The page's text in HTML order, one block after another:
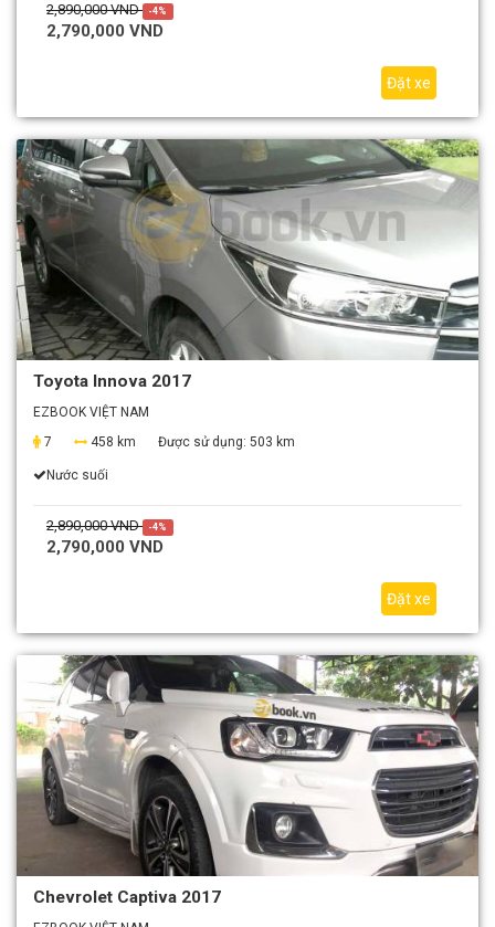
2,890,000 VND -4%
2,790,000 VND
Đặt xe
Toyota Innova 2017
EZBOOK VIỆT NAM
7
458 km Được sử dụng: 503 km
Nước suối
2,890,000 VND -4%
2,790,000 VND
Đặt xe
Chevrolet Captiva 2017